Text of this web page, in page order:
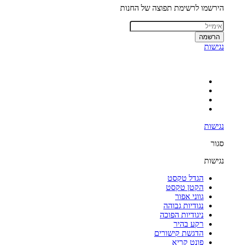
הירשמו לרשימת תפוצה של החנות
הרשמה
נגישות
נגישות
סגור
נגישות
הגדל טקסט
הקטן טקסט
גווני אפור
נגודיות גבוהה
ניגודיות הפוכה
רקע בהיר
הדגשת קישורים
פונט קריא